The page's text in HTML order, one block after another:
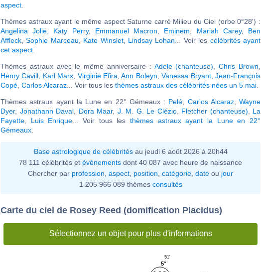
aspect
Thèmes astraux ayant le même aspect Saturne carré Milieu du Ciel (orbe 0°28') :
Angelina Jolie
Katy Perry, Emmanuel Macron Eminem Mariah Carey, Ben
Affleck ,Sophie Marceau Kate Winslet, Lindsay Lohan ... Voir les célébrités ayant
cet aspect
Thèmes astraux avec le même anniversaire : Adele (chanteuse) ,Chris Brown
Henry Cavill
Karl Marx Virginie Efira ,Ann Boleyn ,Vanessa Bryant,Jean-François
Copé Carlos Alcaraz ... Voir tous les thèmes astraux des célébrités nées un 5 mai
Thèmes astraux ayant la Lune en 22° Gémeaux : Pelé Carlos Alcaraz, Wayne
Dyer, Jonathann Daval Dora Maar, J. M. G. Le Clézio, Fletcher (chanteuse)
La
Fayette
Luis Enrique ... Voir tous lesthèmes astraux ayant la Lune en 22°
Gémeaux
Base astrologique de célébritésau jeudi 6 août 2026 à 20h44
78 111 célébrités et évènements dont 40 087 avec heure de naissance
Chercher par profession aspect position catégorie date ou jour
1 205 966 089 thèmes consultés
Carte du ciel de Rosey Reed (domification Placidus)
Sélectionnez un objet pour plus d'informations
5°
51'